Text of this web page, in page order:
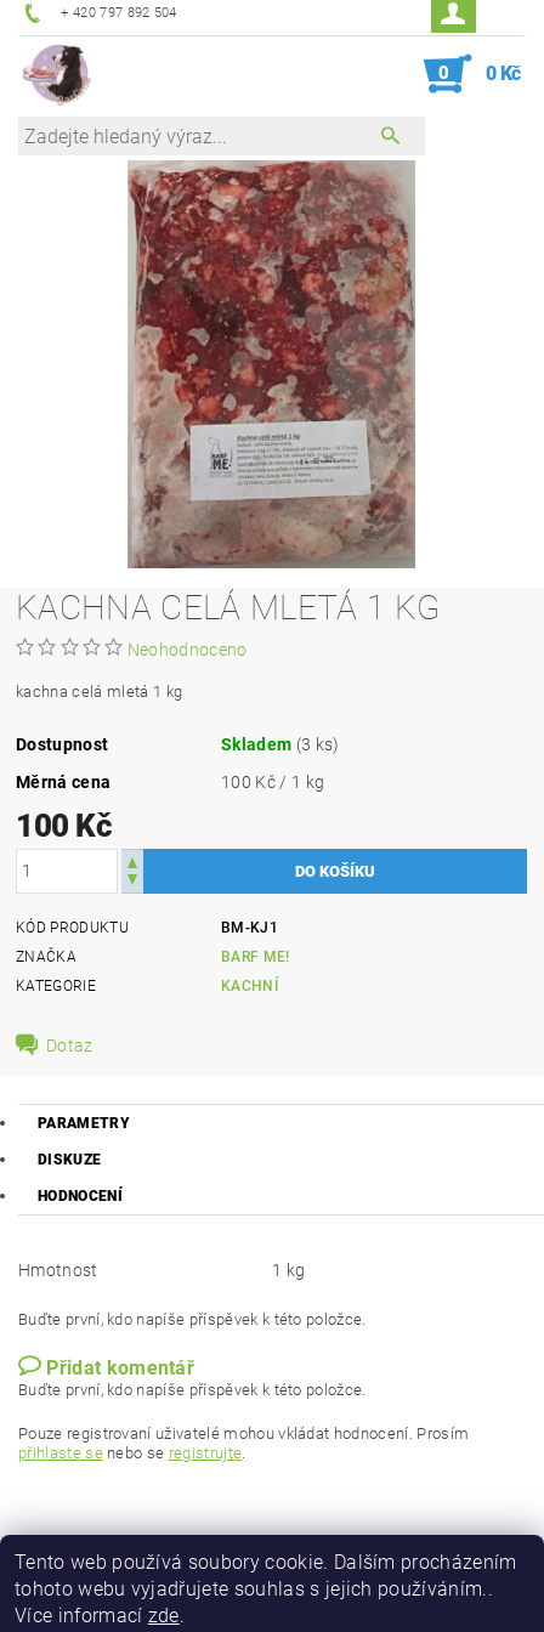
+ 420 797 892 504
0 0 Kč
KACHNA CELÁ MLETÁ 1 KG
Neohodnoceno
kachna celá mletá 1 kg
Dostupnost Skladem (3 ks)
Měrná cena
100 Kč / 1 kg
100 Kč
KÓD PRODUKTU
BM-KJ1
ZNAČKA
BARF ME!
KATEGORIE
KACHNÍ
Dotaz
PARAMETRY
DISKUZE
HODNOCENÍ
Hmotnost 1 kg
Buďte první, kdo napíše příspěvek k této položce.
Přidat komentář
Buďte první, kdo napíše příspěvek k této položce.
Pouze registrovaní uživatelé mohou vkládat hodnocení. Prosím
přihlaste senebo se registrujte.
Tento web používá soubory cookie. Dalším procházením
tohoto webu vyjadřujete souhlas s jejich používáním..
Více informací zde.